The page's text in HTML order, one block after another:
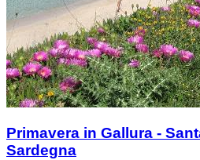
Primavera in Gallura -
Sardegna